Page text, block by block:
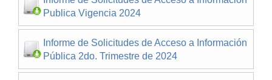
Publica Vigencia 2024
Informe de Solicitudes de Acceso a Información
Pública 2do. Trimestre de 2024